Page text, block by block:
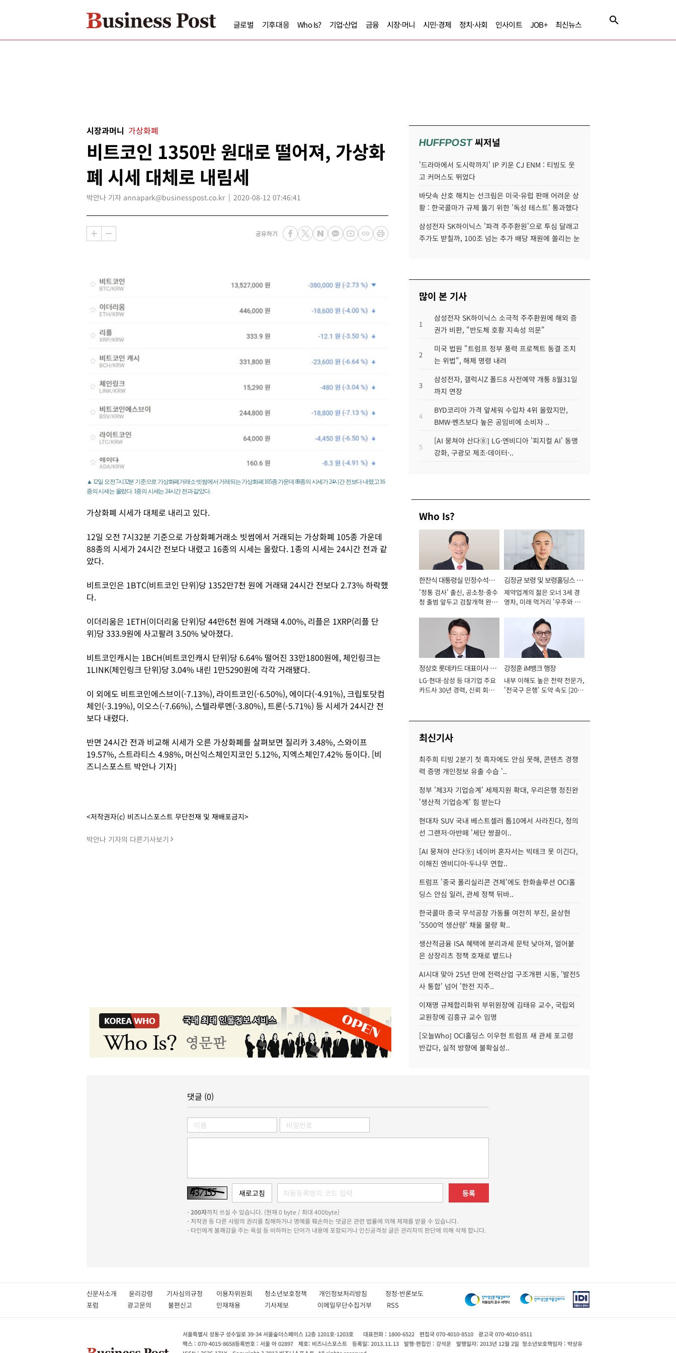
글로벌 기후대응 Who Is? 기업·산업 금융 시장·머니 시민·경제 정치·사회 인사이트 JOB+ 최신뉴스
시장과머니 가상화폐
비트코인 1350만 원대로 떨어져, 가상화
폐 시세 대체로 내림세
박안나 기자 annapark@businesspost.co.kr 2020-08-12 07:46:41
공유하기
▲ 12일 오전 7시32분 기준으로 가상화폐거래소 빗썸에서 거래되는 가상화폐 105종 가운데 88종의 시세가 24시간 전보다 내렸고 16
종의 시세는 올랐다. 1종의 시세는 24시간 전과 같았다.
가상화폐 시세가 대체로 내리고 있다.
12일 오전 7시32분 기준으로 가상화폐거래소 빗썸에서 거래되는 가상화폐 105종 가운데
88종의 시세가 24시간 전보다 내렸고 16종의 시세는 올랐다. 1종의 시세는 24시간 전과 같
았다.
비트코인은 1BTC(비트코인 단위)당 1352만7천 원에 거래돼 24시간 전보다 2.73% 하락했
다.
이더리움은 1ETH(이더리움 단위)당 44만6천 원에 거래돼 4.00%, 리플은 1XRP(리플 단
위)당 333.9원에 사고팔려 3.50% 낮아졌다.
비트코인캐시는 1BCH(비트코인캐시 단위)당 6.64% 떨어진 33만1800원에, 체인링크는
1LINK(체인링크 단위)당 3.04% 내린 1만5290원에 각각 거래됐다.
이 외에도 비트코인에스브이(-7.13%), 라이트코인(-6.50%), 에이다(-4.91%), 크립토닷컴
체인(-3.19%), 이오스(-7.66%), 스텔라루멘(-3.80%), 트론(-5.71%) 등 시세가 24시간 전
보다 내렸다.
반면 24시간 전과 비교해 시세가 오른 가상화폐를 살펴보면 질리카 3.48%, 스와이프
19.57%, 스트라티스 4.98%, 머신익스체인지코인 5.12%, 지엑스체인7.42% 등이다. [비
즈니스포스트 박안나 기자]
<저작권자(c) 비즈니스포스트 무단전재 및 재배포금지>
박안나 기자의 다른기사보기
HUFFPOST씨저널
'드라마에서 도시락까지' IP 키운 CJ ENM : 티빙도 웃
고 커머스도 뛰었다
바닷속 산호 해치는 선크림은 미국·유럽 판매 어려운 상
황 : 한국콜마가 규제 뚫기 위한 '독성 테스트' 통과했다
삼성전자 SK하이닉스 '파격 주주환원'으로 투심 달래고
주가도 받칠까, 100조 넘는 추가 배당 재원에 쏠리는 눈
많이 본 기사
1
삼성전자 SK하이닉스 소극적 주주환원에 해외 증
권가 비판, "반도체 호황 지속성 의문"
2
미국 법원 "트럼프 정부 풍력 프로젝트 동결 조치
는 위법", 해제 명령 내려
3
삼성전자, 갤럭시Z 폴드8 사전예약 개통 8월31일
까지 연장
4
BYD코리아 가격 앞세워 수입차 4위 올랐지만,
BMW·벤츠보다 높은 공임비에 소비자 ..
5
[AI 뭉쳐야 산다⑧] LG·엔비디아 '피지컬 AI' 동맹
강화, 구광모 제조·데이터·..
Who Is?
한찬식 대통령실 민정수석비
서관
'정통 검사' 출신, 공소청·중수
청 출범 앞두고 검찰개혁 완수
김정균 보령 및 보령홀딩스 대
표이사 사장
제약업계의 젊은 오너 3세 경
영자, 미래 먹거리 '우주와 헬
정상호 롯데카드 대표이사 사
장
LG·현대·삼성 등 대기업 주요
카드사 30년 경력, 신뢰 회복
강정훈 iM뱅크 행장
내부 이해도 높은 전략 전문가,
'전국구 은행' 도약 속도 [2026
최신기사
최주희 티빙 2분기 첫 흑자에도 안심 못해, 콘텐츠 경쟁
력 증명 개인정보 유출 수습 '..
정부 '제3자 기업승계' 세제지원 확대, 우리은행 정진완
'생산적 기업승계' 힘 받는다
현대차 SUV 국내 베스트셀러 톱10에서 사라진다, 정의
선 그랜저·아반떼 '세단 쌍끌이..
[AI 뭉쳐야 산다⑨] 네이버 혼자서는 빅테크 못 이긴다,
이해진 엔비디아·두나무 연합..
트럼프 '중국 폴리실리콘 견제'에도 한화솔루션 OCI홀
딩스 안심 일러, 관세 정책 뒤바..
한국콜마 중국 무석공장 가동률 여전히 부진, 윤상현
'5500억 생산량' 채울 물량 확..
생산적금융 ISA 혜택에 분리과세 문턱 낮아져, 얼어붙
은 상장리츠 정책 호재로 볕드나
AI시대 맞아 25년 만에 전력산업 구조개편 시동, '발전5
사 통합' 넘어 '한전 지주..
이재명 규제합리화위 부위원장에 김태유 교수, 국립외
교원장에 김흥규 교수 임명
[오늘Who] OCI홀딩스 이우현 트럼프 새 관세 포고령
반갑다, 실적 방향에 불확실성..
댓글 (0)
등록
-200자까지 쓰실 수 있습니다. (현재 0 byte / 최대 400byte)
- 저작권 등 다른 사람의 권리를 침해하거나 명예를 훼손하는 댓글은 관련 법률에 의해 제재를 받을 수 있습니다.
- 타인에게 불쾌감을 주는 욕설 등 비하하는 단어가 내용에 포함되거나 인신공격성 글은 관리자의 판단에 의해 삭제 합니다.
신문사소개 윤리강령 기사심의규정 이용자위원회 청소년보호정책 개인정보처리방침 정정·반론보도
포럼
광고문의 불편신고 인재채용 기사제보 이메일무단수집거부 RSS
서울특별시 성동구 성수일로 39-34 서울숲더스페이스 12층 1201호-1203호 대표전화 : 1800-6522 편집국 070-4010-8510
광고국 070-4010-8511
팩스 : 070-4015-8658등록번호 : 서울 아 02897 제호: 비즈니스포스트 등록일: 2013.11.13 발행·편집인 : 강석운 발행일자: 2013년 12월 2일 청소년보호책임자 : 박상유